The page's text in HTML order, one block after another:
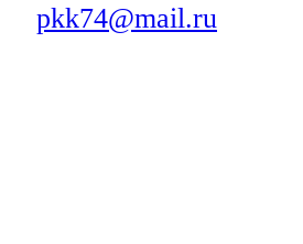
pkk74@mail.ru